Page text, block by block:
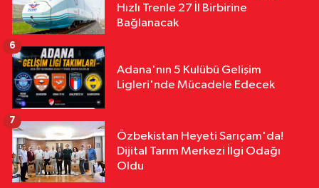
Hızlı Trenle 27 İl Birbirine
Bağlanacak
Adana'nın 5 Kulübü Gelişim
Ligleri'nde Mücadele Edecek
6
Özbekistan Heyeti Sarıçam'da!
Dijital Tarım Merkezi İlgi Odağı
Oldu
7